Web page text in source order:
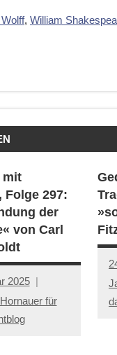
, William
mit
Folge 297:
der
von Carl
2025
für